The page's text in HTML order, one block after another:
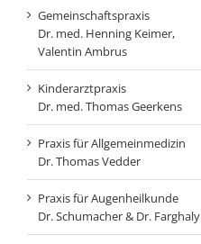
Gemeinschaftspraxis
Dr. med. Henning Keimer,
Valentin Ambrus
Kinderarztpraxis
Dr. med. Thomas Geerkens
Praxis für Allgemeinmedizin
Dr. Thomas Vedder
Praxis für Augenheilkunde
Dr. Schumacher & Dr. Farghaly